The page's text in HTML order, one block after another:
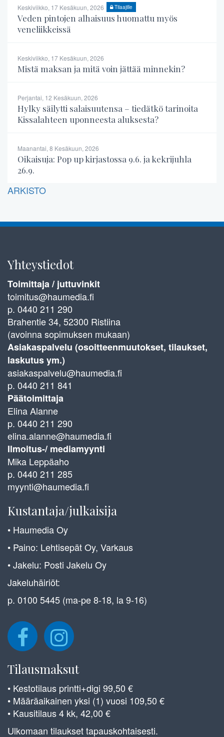
Keskiviikko, 17 Kesäkuun, 2026 Tilaajille
Veden pintojen alhaisuus huomattu myös
veneliikkeissä
Keskiviikko, 17 Kesäkuun, 2026
Mistä maksan ja mitä voin jättää minnekin?
Perjantai, 12 Kesäkuun, 2026
Hylky säilytti salaisuutensa – tiedätkö tarinoita
Kissalahteen uponneesta aluksesta?
Maanantai, 8 Kesäkuun, 2026
Oikaisuja: Pop up kirjastossa 9.6. ja kekrijuhla
26.9.
ARKISTO
Yhteystiedot
Toimittaja / juttuvinkit
toimitus@haumedia.fi
p. 0440 211 290
Brahentie 34, 52300 Ristiina
(avoinna sopimuksen mukaan)
Asiakaspalvelu (osoitteenmuutokset, tilaukset,
laskutus ym.)
asiakaspalvelu@haumedia.fi
p. 0440 211 841
Päätoimittaja
Elina Alanne
p. 0440 211 290
elina.alanne@haumedia.fi
Ilmoitus-/ mediamyynti
Mika Leppäaho
p. 0440 211 285
myynti@haumedia.fi
Kustantaja/julkaisija
• Haumedia Oy
• Paino: Lehtisepät Oy, Varkaus
• Jakelu: Posti Jakelu Oy
Jakeluhäiriöt:
p. 0100 5445 (ma-pe 8-18, la 9-16)
Tilausmaksut
• Kestotilaus printti+digi 99,50 €
• Määräaikainen yksi (1) vuosi 109,50 €
• Kausitilaus 4 kk, 42,00 €
Ulkomaan tilaukset tapauskohtaisesti.